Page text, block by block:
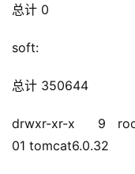
公
总计 0
soft:
总计 350644
drwxr-xr-x  9
01 tomcat6.0.32